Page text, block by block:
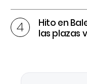
Hito en
las plazas